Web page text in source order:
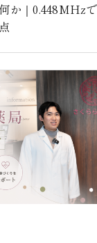
か｜0.448MHz